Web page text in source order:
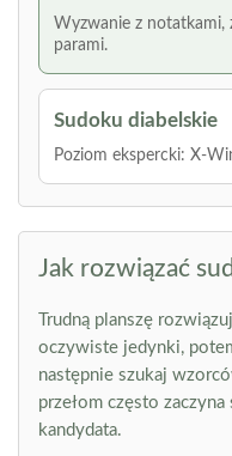
Wyzwanie z notatkami,
parami.
Sudoku diabelskie
Poziom ekspercki: X-
Jak rozwiązać
Trudną planszę
oczywiste jedynki,
następnie szukaj
przełom często
kandydata.